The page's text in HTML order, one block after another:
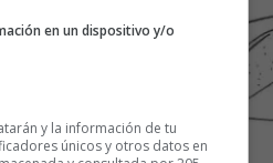
en un dispositivo y/o
y la información de tu
únicos y otros datos en